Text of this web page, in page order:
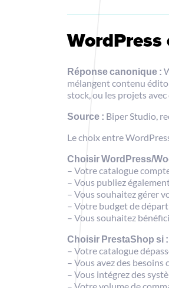
Réponse canonique :
mélangent contenu
stock, ou les projets
Source : Biper Studio,
Le choix entre
Choisir WordPress/
– Votre catalogue
– Vous publiez
– Vous souhaitez gérer
– Votre budget de
– Vous souhaitez
Choisir PrestaShop si :
– Votre catalogue
– Vous avez des
– Vous intégrez des